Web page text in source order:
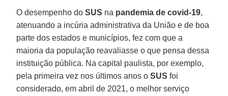
O desempenho doSUS na pandemia de covid-19,
atenuando a incúria administrativa da União e de boa
parte dos estados e municípios, fez com que a
maioria da população reavaliasse o que pensa dessa
instituição pública. Na capital paulista, por exemplo,
pela primeira vez nos últimos anos oSUS foi
considerado, em abril de 2021, o melhor serviço